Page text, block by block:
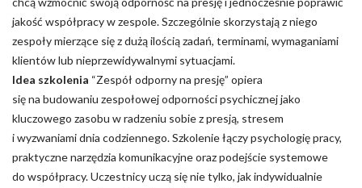
jakość współpracy w zespole. Szczególnie skorzystają z niego
zespoły mierzące się z dużą ilością zadań, terminami, wymaganiami
klientów lub nieprzewidywalnymi sytuacjami.
Idea szkolenia “Zespół odporny na presję” opiera
się na budowaniu zespołowej odporności psychicznej jako
kluczowego zasobu w radzeniu sobie z presją, stresem
i wyzwaniami dnia codziennego. Szkolenie łączy psychologię pracy,
praktyczne narzędzia komunikacyjne oraz podejście systemowe
do współpracy. Uczestnicy uczą się nie tylko, jak indywidualnie